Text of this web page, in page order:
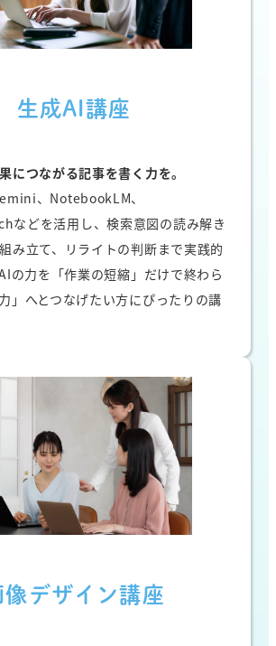
生成AI講座
につながる記事を書く力を。
、NotebookLM、
などを活用し、検索意図の読み解き
み立て、リライトの判断まで実践的
の力を「作業の短縮」だけで終わら
」へとつなげたい方にぴったりの講
像デザイン講座